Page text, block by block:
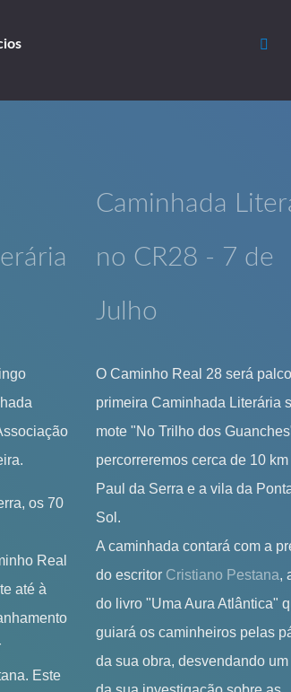
os 70
Real
até à
Este
Caminhada
no CR28 - 7 de
Julho
O Caminho Real 28 será
primeira Caminhada Literária
mote "No Trilho dos
percorreremos cerca de 10
Paul da Serra e a vila da
Sol.
A caminhada contará com a
do escritor Cristiano Pestana,
do livro "Uma Aura Atlântica"
guiará os caminheiros pelas
da sua obra, desvendando